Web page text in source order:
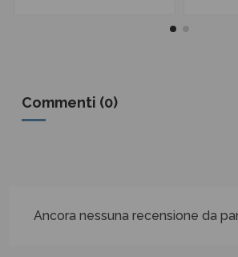
Commenti (0)
Ancora nessuna recensione da